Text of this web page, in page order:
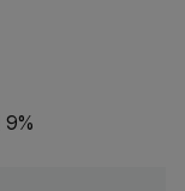
9%